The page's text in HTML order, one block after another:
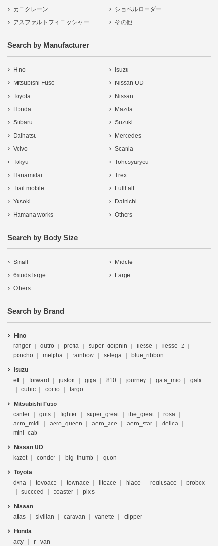
カニクレーン
ショベルローダー
アスファルトフィニッシャー
その他
Search by Manufacturer
Hino
Isuzu
Mitsubishi Fuso
Nissan UD
Toyota
Nissan
Honda
Mazda
Subaru
Suzuki
Daihatsu
Mercedes
Volvo
Scania
Tokyu
Tohosyaryou
Hanamidai
Trex
Trail mobile
Fullhalf
Yusoki
Dainichi
Hamana works
Others
Search by Body Size
Small
Middle
6studs large
Large
Others
Search by Brand
Hino
ranger
dutro profia super_dolphin liesse
liesse_2
poncho
melpha rainbow selega blue_ribbon
Isuzu
elf
forward juston giga 810 journey gala_mio
gala
cubic
como fargo
Mitsubishi Fuso
canter
guts fighter super_great the_great
rosa
aero_midi
aero_queen aero_ace aero_star
delica
mini_cab
Nissan UD
kazet
condor big_thumb quon
Toyota
dyna
toyoace townace liteace hiace regiusace
probox
succeed
coaster pixis
Nissan
atlas
sivilian caravan vanette clipper
Honda
acty
n_van